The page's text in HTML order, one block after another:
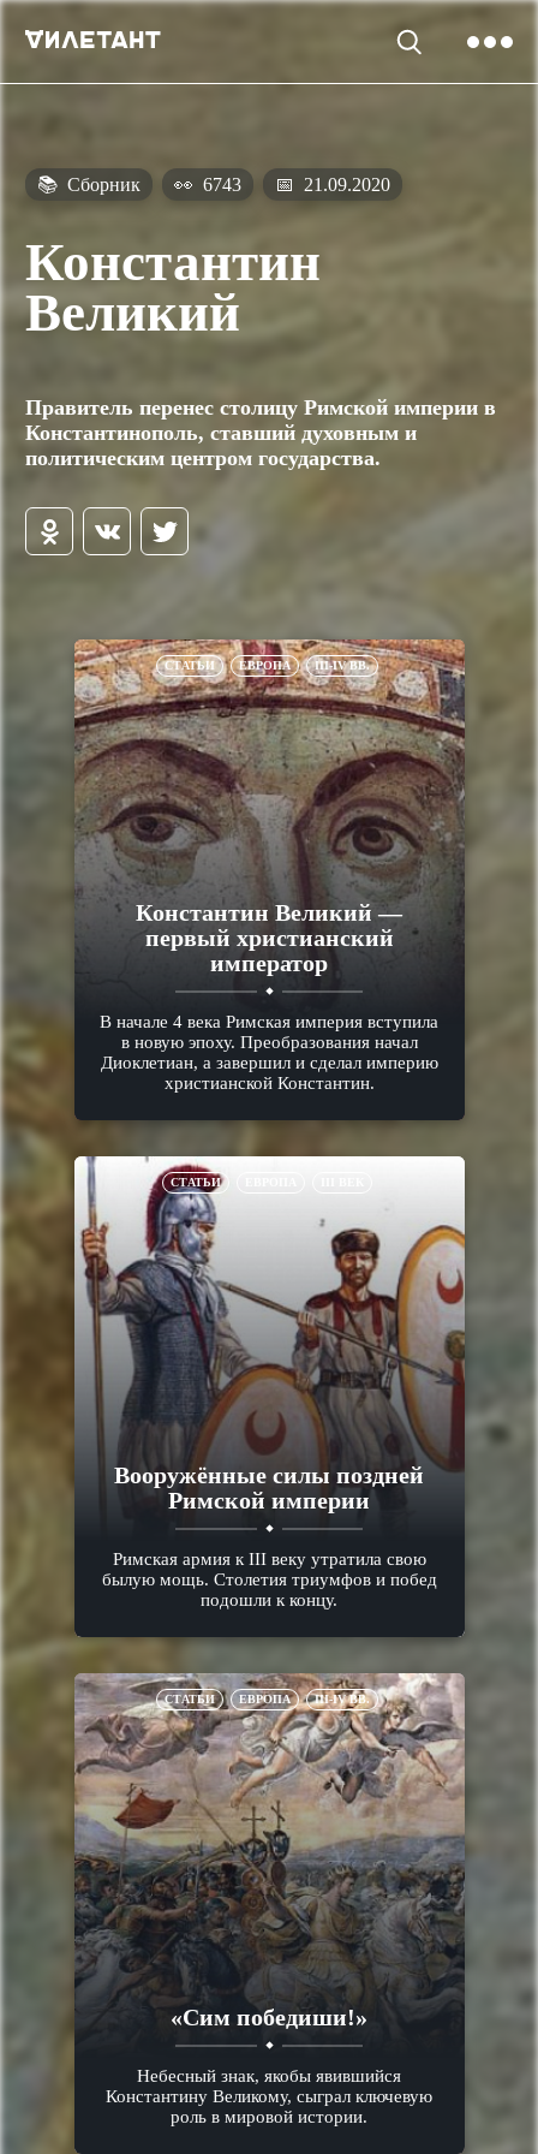
📚 Сборник 👀 6743 📅 21.09.2020
Константин
Великий
Правитель перенес столицу Римской империи в
Константинополь, ставший духовным и
политическим центром государства.
СТАТЬИ ЕВРОПА III-IV ВВ.
Константин Великий —
первый христианский
император
В начале 4 века Римская империя вступила
в новую эпоху. Преобразования начал
Диоклетиан, а завершил и сделал империю
христианской Константин.
СТАТЬИ
Вооружённые силы поздней
Римской империи
Римская армия к III веку утратила свою
былую мощь. Столетия триумфов и побед
подошли к концу.
СТАТЬИ ЕВРОПА III-IV ВВ.
«Сим победиши!»
Небесный знак, якобы явившийся
Константину Великому, сыграл ключевую
роль в мировой истории.